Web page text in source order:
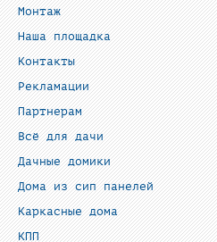
Монтаж
Наша площадка
Контакты
Рекламации
Партнерам
Всё для дачи
Дачные домики
Дома из сип панелей
Каркасные дома
КПП